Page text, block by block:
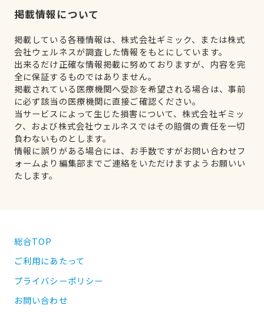
掲載情報について
掲載している各種情報は、株式会社ギミック、または株式
会社ウェルネスが調査した情報をもとにしています。
出来るだけ正確な情報掲載に努めておりますが、内容を完
全に保証するものではありません。
掲載されている医療機関へ受診を希望される場合は、事前
に必ず該当の医療機関に直接ご確認ください。
当サービスによって生じた損害について、株式会社ギミッ
ク、および株式会社ウェルネスではその賠償の責任を一切
負わないものとします。
情報に誤りがある場合には、お手数ですがお問い合わせフ
ォームより編集部までご連絡をいただけますようお願いい
たします。
総合TOP
ご利用にあたって
プライバシーポリシー
お問い合わせ